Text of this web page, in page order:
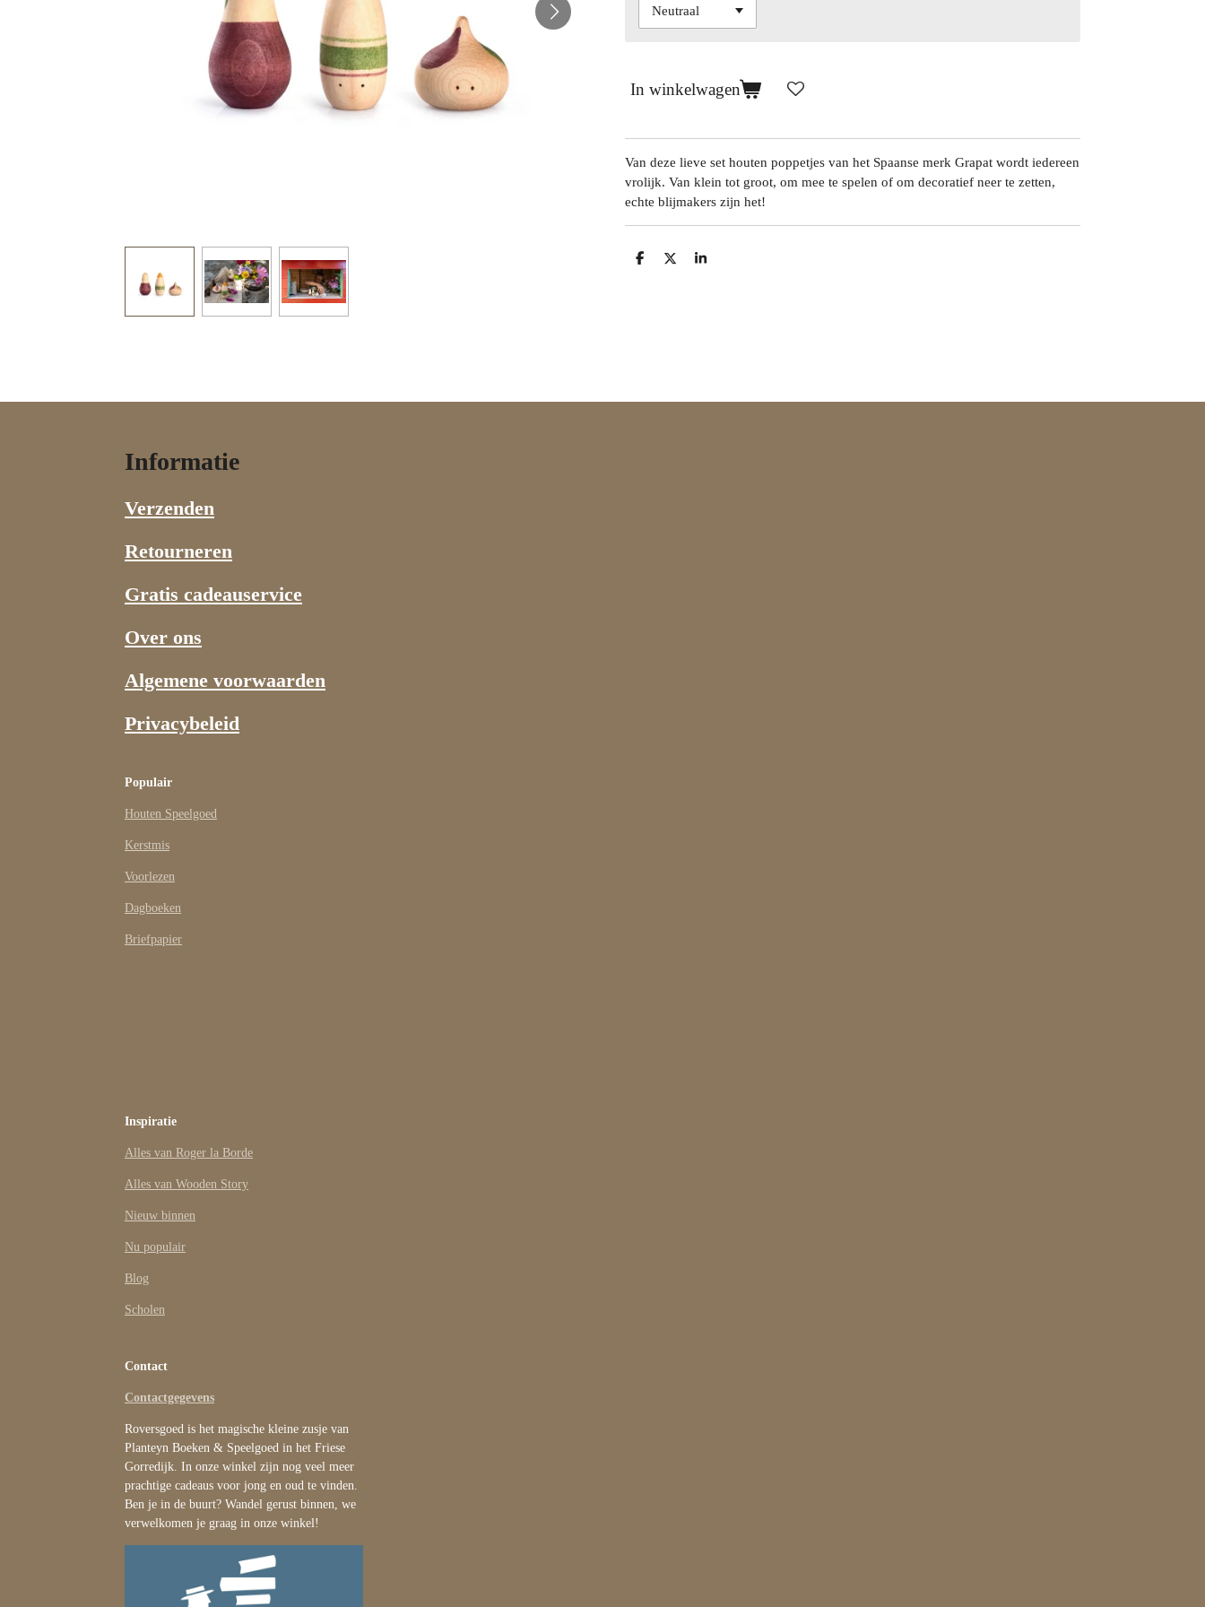
In winkelwagen
Van deze lieve set houten poppetjes van het Spaanse merk Grapat wordt iedereen
vrolijk. Van klein tot groot, om mee te spelen of om decoratief neer te zetten,
echte blijmakers zijn het!
D
D
S
Informatie
Verzenden
Retourneren
Gratis cadeauservice
Over ons
Algemene voorwaarden
Privacybeleid
Populair
Houten Speelgoed
Kerstmis
Voorlezen
Dagboeken
Briefpapier
Inspiratie
Alles van Roger la Borde
Alles van Wooden Story
Nieuw binnen
Nu populair
Blog
Scholen
Contact
Contactgegevens
Roversgoed is het magische kleine zusje van
Planteyn Boeken & Speelgoed in het Friese
Gorredijk. In onze winkel zijn nog veel meer
prachtige cadeaus voor jong en oud te vinden.
Ben je in de buurt? Wandel gerust binnen, we
verwelkomen je graag in onze winkel!